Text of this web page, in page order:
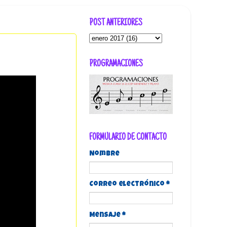
POST ANTERIORES
PROGRAMACIONES
FORMULARIO DE CONTACTO
Nombre
Correo electrónico *
Mensaje *